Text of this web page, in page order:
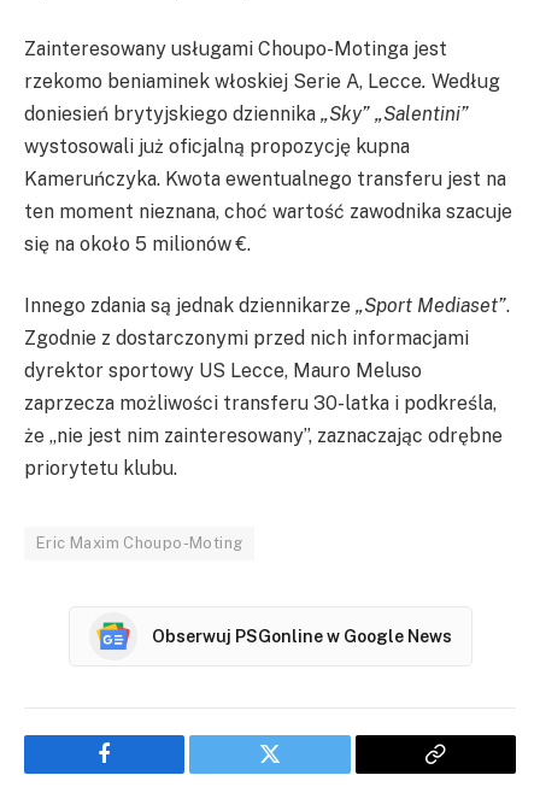
Zainteresowany usługami Choupo-Motinga jest
rzekomo beniaminek włoskiej Serie A, Lecce. Według
doniesień brytyjskiego dziennika „Sky” „Salentini”
wystosowali już oficjalną propozycję kupna
Kameruńczyka. Kwota ewentualnego transferu jest na
ten moment nieznana, choć wartość zawodnika szacuje
się na około 5 milionów €.
Innego zdania są jednak dziennikarze „Sport Mediaset”.
Zgodnie z dostarczonymi przed nich informacjami
dyrektor sportowy US Lecce, Mauro Meluso
zaprzecza możliwości transferu 30-latka i podkreśla,
że „nie jest nim zainteresowany”, zaznaczając odrębne
priorytetu klubu.
Eric Maxim Choupo-Moting
Obserwuj PSGonline w Google News
Facebook Twitter
Copy